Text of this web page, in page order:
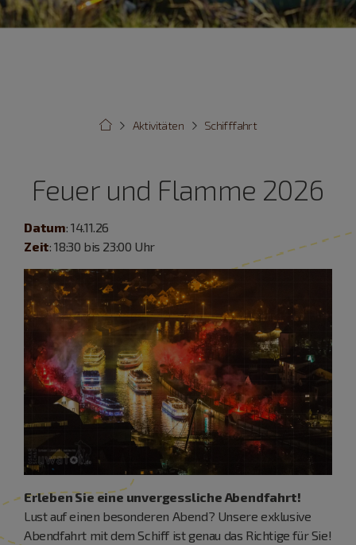
Schifffahrt
Aktivitäten
Feuer und Flamme 2026
Datum: 14.11.26
Zeit: 18:30 bis 23:00 Uhr
Erleben Sie eine unvergessliche Abendfahrt!
Lust auf einen besonderen Abend? Unsere exklusive
Abendfahrt mit dem Schiff ist genau das Richtige für Sie!